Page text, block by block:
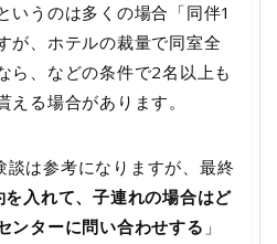
いうのは多くの場合「同伴1
が、ホテルの裁量で同室全
ら、などの条件で2名以上も
る場合があります。
は参考になりますが、最終
入れて、子連れの場合はど
ンターに問い合わせする 」